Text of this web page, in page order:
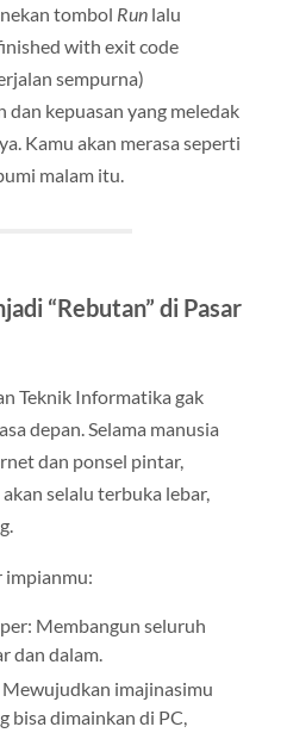
tombol Runlalu
with exit code
sempurna)
dan kepuasan yang meledak
Kamu akan merasa seperti
malam itu.
“Rebutan” di Pasar
Teknik Informatika gak
depan. Selama manusia
dan ponsel pintar,
selalu terbuka lebar,
impianmu:
Membangun seluruh
dan dalam.
imajinasimu
bisa dimainkan di PC,